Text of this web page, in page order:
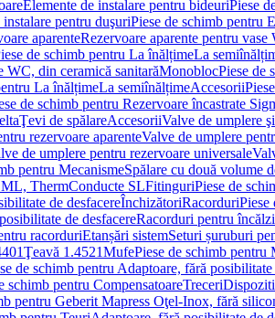
Elemente de instalare pentru bideuriPiese
pentru duşuriPiese de schimb pentru
aparenteRezervoare aparente pentru
de schimb pentru La înălțimeLa
WC, din ceramică sanitarăMonoblocPiese de
La înălțimeLa semiînălțimeAccesorii
de schimb pentru Rezervoare încastrate
Ţevi de spălareAccesoriiValve de umplere
rezervoare aparenteValve de umplere
de umplere pentru rezervoare universale
pentru MecanismeSpălare cu două volume
ML, ThermConducte SLFitinguriPiese de
de desfacereÎnchizătoriRacorduriPiese
de desfacereRacorduri pentru
racorduriEtanșări sistemSeturi șuruburi
Ţeavă 1.4521MufePiese de schimb pentru
de schimb pentru Adaptoare, fără posibilitate
schimb pentru CompensatoareTreceri
pentru Geberit Mapress Oţel-Inox, fără